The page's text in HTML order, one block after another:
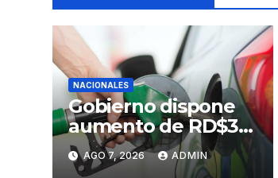
NACIONALES
Gobierno dispone
aumento de RD$3
pesos a gasolinas
premium y regular
AGO 7, 2026 ADMIN